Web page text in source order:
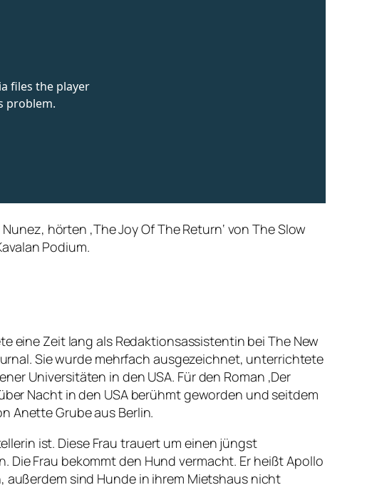
hörten ‚The Joy Of The Return‘ von The Slow
Podium.
eine Zeit lang als Redaktionsassistentin bei The New
Sie wurde mehrfach ausgezeichnet, unterrichtete
Universitäten in den USA. Für den Roman ‚Der
Nacht in den USA berühmt geworden und seitdem
Anette Grube aus Berlin.
ist. Diese Frau trauert um einen jüngst
Frau bekommt den Hund vermacht. Er heißt Apollo
sind Hunde in ihrem Mietshaus nicht